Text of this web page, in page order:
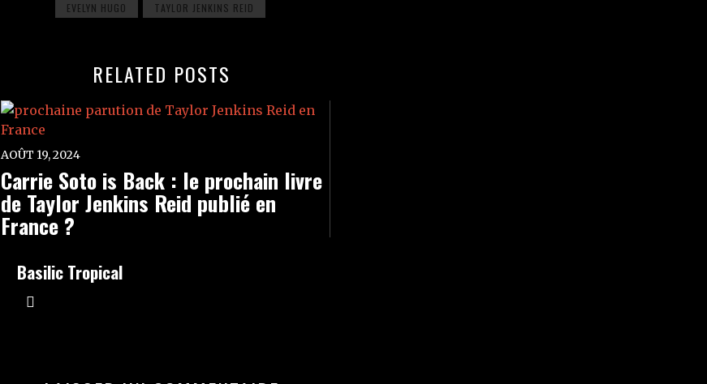
EVELYN HUGO TAYLOR JENKINS REID
RELATED POSTS
AOÛT 19, 2024
Carrie Soto is Back : le prochain livre
de Taylor Jenkins Reid publié en
France ?
Basilic Tropical